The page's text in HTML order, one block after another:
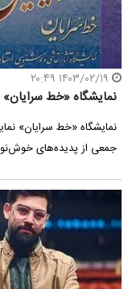
نمایشگاه «خط سرایان»
نمایشگاه «خط سرایان»
جمعی از پدیده‌های